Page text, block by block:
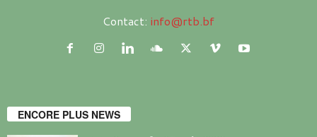
Contact: info@rtb.bf
ENCORE PLUS NEWS